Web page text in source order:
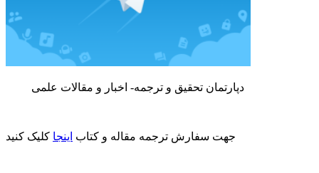
دپارتمان تحقیق و ترجمه- اخبار و مقالات علمی
جهت سفارش ترجمه مقاله و کتاب اینجا کلیک کنید